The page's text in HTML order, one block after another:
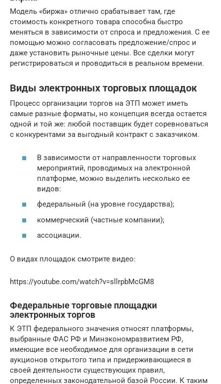
Модель «биржа» отлично срабатывает там, где
стоимость конкретного товара способна быстро
меняться в зависимости от спроса и предложения. С ее
помощью можно согласовать предложение/спрос и
даже установить рыночные цены. Все сделки могут
регистрироваться и проводиться в реальном времени.
Виды электронных торговых площадок
Процесс организации торгов на ЭТП может иметь
самые разные форматы, но концепция всегда остается
одной и той же: любой поставщик будет соревноваться
с конкурентами за выгодный контракт с заказчиком.
В зависимости от направленности торговых
мероприятий, проводимых на электронной
платформе, можно выделить несколько ее
видов:
федеральный (на уровне государства);
коммерческий (частные компании);
ассоциации.
О видах площадок смотрите видео:
https://youtube.com/watch?v=sllrpbMcGM8
Федеральные торговые площадки
электронных торгов
К ЭТП федерального значения относят платформы,
выбранные ФАС РФ и Минэкономразвитием РФ,
имеющие все необходимое для организации в сети
аукционов открытого типа и придерживающиеся в
своей деятельности существующих правил,
определенных законодательной базой России. К таким